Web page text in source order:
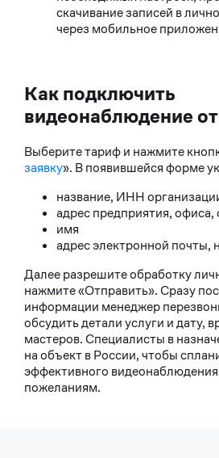
скачивание записей в
через мобильное
Как подключить
видеонаблюдение
Выберите тариф и нажмите
заявку». В появившейся форме
название, ИНН
адрес предприятия,
имя
адрес электронной почты,
Далее разрешите обработку
нажмите «Отправить». Сразу
информации менеджер
обсудить детали услуги и дату,
мастеров. Специалисты в
на объект в России, чтобы
эффективного
пожеланиям.